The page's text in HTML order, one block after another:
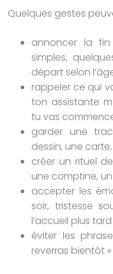
Quelques gestes
annoncer la
simples,
départ selon
rappeler ce qui
ton assistante
tu vas
garder une
dessin, une
créer un rituel
une comptine,
accepter les
soir, tristesse
l’accueil plus tard
éviter les
reverras bientôt